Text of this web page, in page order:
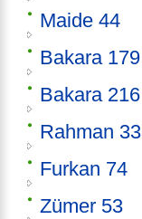
Maide 44
Bakara 179
Bakara 216
Rahman 33
Furkan 74
Zümer 53